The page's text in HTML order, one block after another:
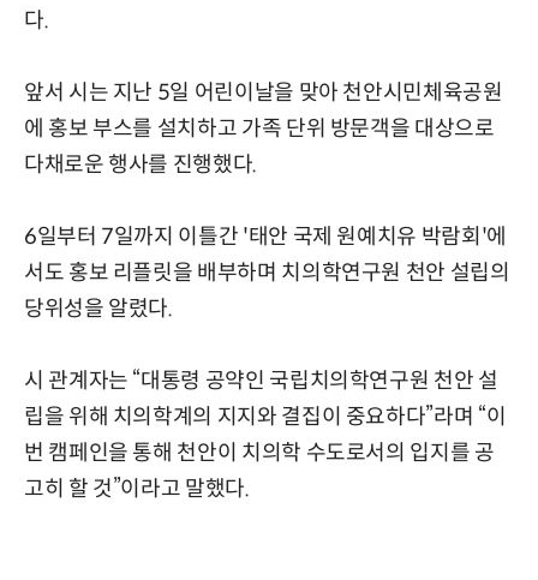
다.
앞서 시는 지난 5일 어린이날을 맞아 천안시민체육공원
에 홍보 부스를 설치하고 가족 단위 방문객을 대상으로
다채로운 행사를 진행했다.
6일부터 7일까지 이틀간 '태안 국제 원예치유 박람회'에
서도 홍보 리플릿을 배부하며 치의학연구원 천안 설립의
당위성을 알렸다.
시 관계자는 “대통령 공약인 국립치의학연구원 천안 설
립을 위해 치의학계의 지지와 결집이 중요하다”라며 “이
번 캠페인을 통해 천안이 치의학 수도로서의 입지를 공
고히 할 것”이라고 말했다.